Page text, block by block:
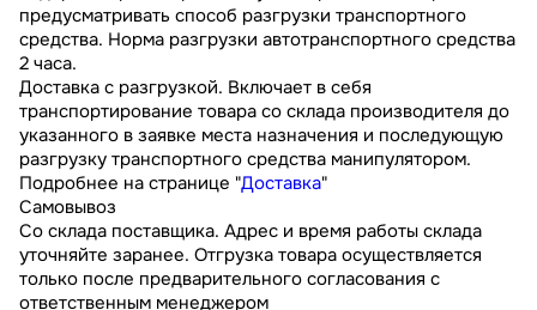
предусматривать способ разгрузки транспортного
средства. Норма разгрузки автотранспортного средства
2 часа.
Доставка с разгрузкой. Включает в себя
транспортирование товара со склада производителя до
указанного в заявке места назначения и последующую
разгрузку транспортного средства манипулятором.
Подробнее на странице "Доставка"
Самовывоз
Со склада поставщика. Адрес и время работы склада
уточняйте заранее. Отгрузка товара осуществляется
только после предварительного согласования с
ответственным менеджером